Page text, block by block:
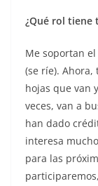
¿Qué rol tiene
Me soportan
(se ríe).
hojas que van
veces, van a
han dado
interesa
para las